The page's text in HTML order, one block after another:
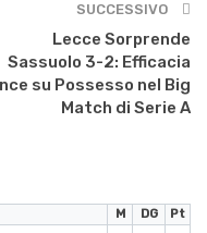
SUCCESSIVO
Lecce Sorprende
Sassuolo 3-2: Efficacia
su Possesso nel Big
Match di Serie A
M DG Pt